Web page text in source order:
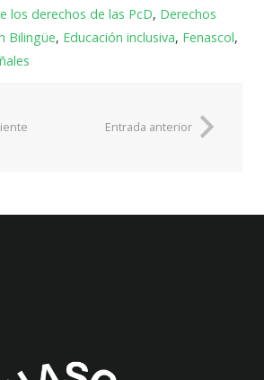
los derechos de las PcD, Derechos
Bilingüe, Educación inclusiva, Fenascol,
Entrada anterior